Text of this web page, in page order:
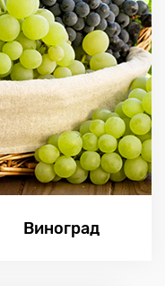
Виноград